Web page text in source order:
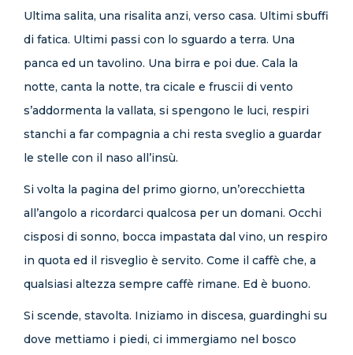
Ultima salita, una risalita anzi, verso casa. Ultimi sbuffi
di fatica. Ultimi passi con lo sguardo a terra. Una
panca ed un tavolino. Una birra e poi due. Cala la
notte, canta la notte, tra cicale e fruscii di vento
s’addormenta la vallata, si spengono le luci, respiri
stanchi a far compagnia a chi resta sveglio a guardar
le stelle con il naso all’insù.
Si volta la pagina del primo giorno, un’orecchietta
all’angolo a ricordarci qualcosa per un domani. Occhi
cisposi di sonno, bocca impastata dal vino, un respiro
in quota ed il risveglio è servito. Come il caffè che, a
qualsiasi altezza sempre caffè rimane. Ed è buono.
Si scende, stavolta. Iniziamo in discesa, guardinghi su
dove mettiamo i piedi, ci immergiamo nel bosco